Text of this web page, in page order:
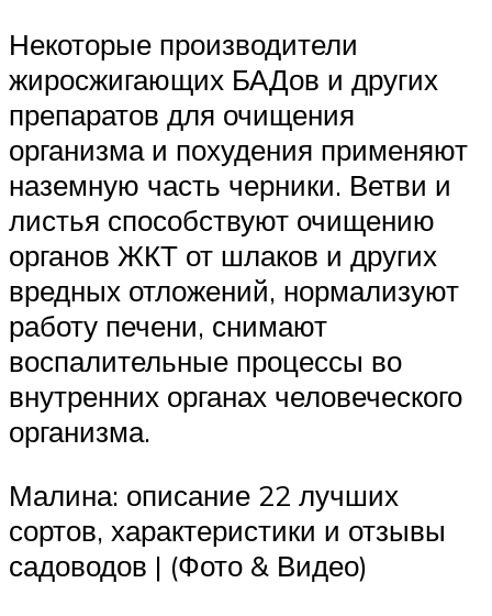
Некоторые производители
жиросжигающих БАДов и других
препаратов для очищения
организма и похудения применяют
наземную часть черники. Ветви и
листья способствуют очищению
органов ЖКТ от шлаков и других
вредных отложений, нормализуют
работу печени, снимают
воспалительные процессы во
внутренних органах человеческого
организма.
Малина: описание 22 лучших
сортов, характеристики и отзывы
садоводов | (Фото & Видео)